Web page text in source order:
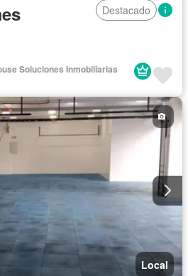
Destacado
Soluciones Inmobiliarias
Local